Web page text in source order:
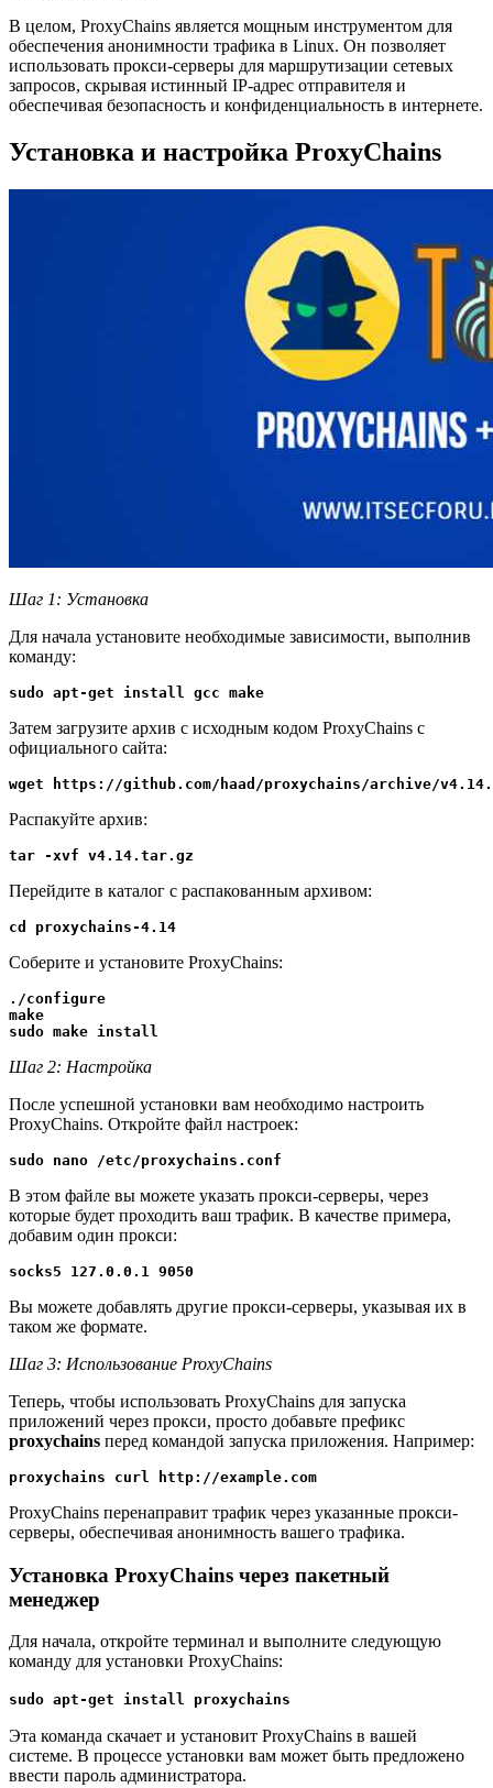
В целом, ProxyChains является мощным инструментом для
обеспечения анонимности трафика в Linux. Он позволяет
использовать прокси-серверы для маршрутизации сетевых
запросов, скрывая истинный IP-адрес отправителя и
обеспечивая безопасность и конфиденциальность в интернете.
Установка и настройка ProxyChains
Шаг 1: Установка
Для начала установите необходимые зависимости, выполнив
команду:
sudo apt-get install gcc make
Затем загрузите архив с исходным кодом ProxyChains с
официального сайта:
wget https://github.com/haad/proxychains/archive/
Распакуйте архив:
tar -xvf v4.14.tar.gz
Перейдите в каталог с распакованным архивом:
cd proxychains-4.14
Соберите и установите ProxyChains:
./configure
make
sudo make install
Шаг 2: Настройка
После успешной установки вам необходимо настроить
ProxyChains. Откройте файл настроек:
sudo nano /etc/proxychains.conf
В этом файле вы можете указать прокси-серверы, через
которые будет проходить ваш трафик. В качестве примера,
добавим один прокси:
socks5 127.0.0.1 9050
Вы можете добавлять другие прокси-серверы, указывая их в
таком же формате.
Шаг 3: Использование ProxyChains
Теперь, чтобы использовать ProxyChains для запуска
приложений через прокси, просто добавьте префикс
proxychains перед командой запуска приложения. Например:
proxychains curl http://example.com
ProxyChains перенаправит трафик через указанные прокси-
серверы, обеспечивая анонимность вашего трафика.
Установка ProxyChains через пакетный
менеджер
Для начала, откройте терминал и выполните следующую
команду для установки ProxyChains:
sudo apt-get install proxychains
Эта команда скачает и установит ProxyChains в вашей
системе. В процессе установки вам может быть предложено
ввести пароль администратора.